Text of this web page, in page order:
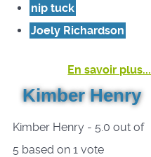
nip tuck
Joely Richardson
En savoir plus...
Kimber Henry
Kimber Henry- 5.0 out of
5 based on 1 vote